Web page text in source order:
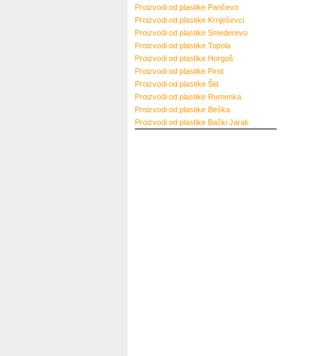
Proizvodi od plastike Pančevo
Proizvodi od plastike Krnješevci
Proizvodi od plastike Smederevo
Proizvodi od plastike Topola
Proizvodi od plastike Horgoš
Proizvodi od plastike Pirot
Proizvodi od plastike Šid
Proizvodi od plastike Rumenka
Proizvodi od plastike Beška
Proizvodi od plastike Bački Jarak